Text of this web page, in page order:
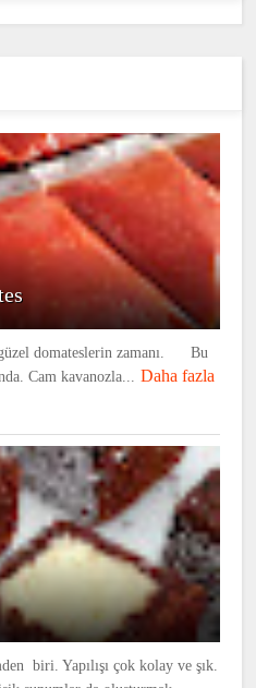
domateslerin zamanı. Bu
Cam kavanozla...
Daha fazla
biri. Yapılışı çok kolay ve şık.